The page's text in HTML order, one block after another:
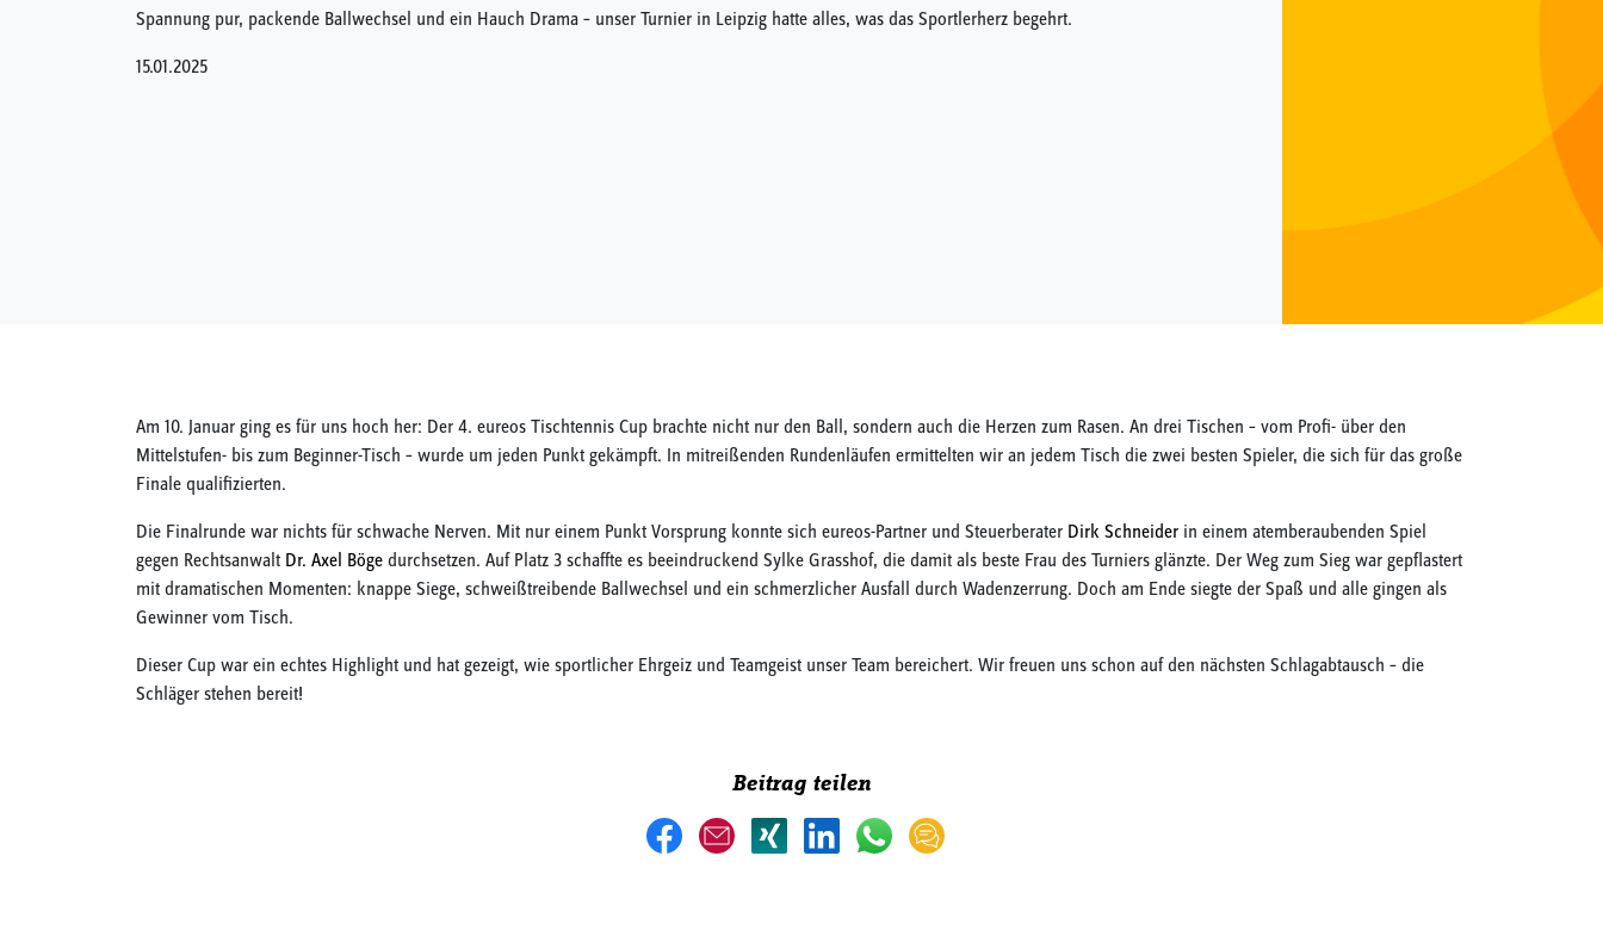
Spannung pur, packende Ballwechsel und ein Hauch Drama – unser Turnier in Leipzig hatte alles, was das Sportlerherz begehrt.
15.01.2025
Am 10. Januar ging es für uns hoch her: Der 4. eureos Tischtennis Cup brachte nicht nur den Ball, sondern auch die Herzen zum Rasen. An drei Tischen – vom Profi- über den
Mittelstufen- bis zum Beginner-Tisch – wurde um jeden Punkt gekämpft. In mitreißenden Rundenläufen ermittelten wir an jedem Tisch die zwei besten Spieler, die sich für das große
Finale qualifizierten.
Die Finalrunde war nichts für schwache Nerven. Mit nur einem Punkt Vorsprung konnte sich eureos-Partner und Steuerberater Dirk Schneider in einem atemberaubenden Spiel
gegen Rechtsanwalt Dr. Axel Böge durchsetzen. Auf Platz 3 schaffte es beeindruckend Sylke Grasshof, die damit als beste Frau des Turniers glänzte. Der Weg zum Sieg war gepflastert
mit dramatischen Momenten: knappe Siege, schweißtreibende Ballwechsel und ein schmerzlicher Ausfall durch Wadenzerrung. Doch am Ende siegte der Spaß und alle gingen als
Gewinner vom Tisch.
Dieser Cup war ein echtes Highlight und hat gezeigt, wie sportlicher Ehrgeiz und Teamgeist unser Team bereichert. Wir freuen uns schon auf den nächsten Schlagabtausch – die
Schläger stehen bereit!
Beitrag teilen